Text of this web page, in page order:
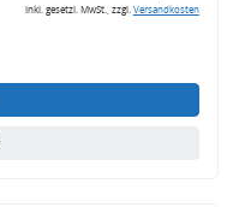
inkl. gesetzl. MwSt., zzgl.Versandkosten